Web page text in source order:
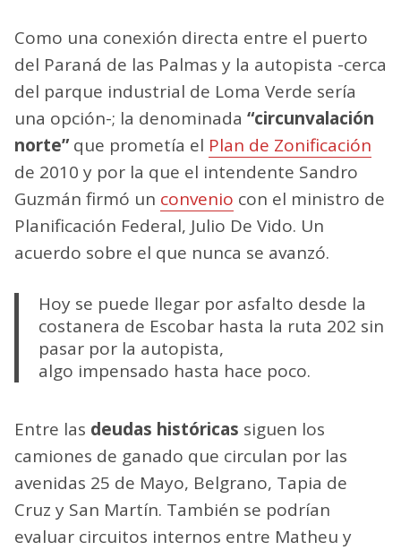
Como una conexión directa entre el puerto
del Paraná de las Palmas y la autopista -cerca
del parque industrial de Loma Verde sería
una opción-; la denominada “circunvalación
norte”que prometía el Plan de Zonificación
de 2010 y por la que el intendente Sandro
Guzmán firmó un convenio con el ministro de
Planificación Federal, Julio De Vido. Un
acuerdo sobre el que nunca se avanzó.
Hoy se puede llegar por asfalto desde la
costanera de Escobar hasta la ruta 202 sin
pasar por la autopista,
algo impensado hasta hace poco.
Entre las deudas históricas siguen los
camiones de ganado que circulan por las
avenidas 25 de Mayo, Belgrano, Tapia de
Cruz y San Martín. También se podrían
evaluar circuitos internos entre Matheu y